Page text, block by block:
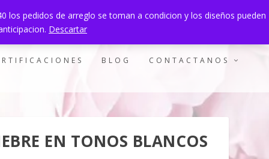
pedidos de arreglo se toman a condicion y los diseños pueden
Descartar
0 ITEMS
BLOG CONTACTANOS
EN TONOS BLANCOS